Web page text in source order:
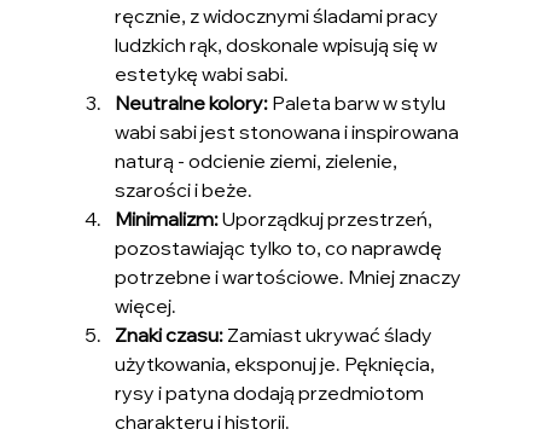
ręcznie, z widocznymi śladami pracy
ludzkich rąk, doskonale wpisują się w
estetykę wabi sabi.
Neutralne kolory: Paleta barw w stylu
wabi sabi jest stonowana i inspirowana
naturą - odcienie ziemi, zielenie,
szarości i beże.
Minimalizm: Uporządkuj przestrzeń,
pozostawiając tylko to, co naprawdę
potrzebne i wartościowe. Mniej znaczy
więcej.
Znaki czasu: Zamiast ukrywać ślady
użytkowania, eksponuj je. Pęknięcia,
rysy i patyna dodają przedmiotom
charakteru i historii.